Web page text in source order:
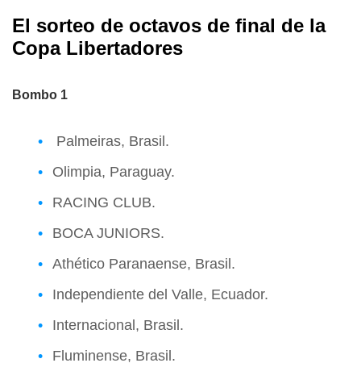
El sorteo de octavos de final de la
Copa Libertadores
Bombo 1
Palmeiras, Brasil.
Olimpia, Paraguay.
RACING CLUB.
BOCA JUNIORS.
Athético Paranaense, Brasil.
Independiente del Valle, Ecuador.
Internacional, Brasil.
Fluminense, Brasil.